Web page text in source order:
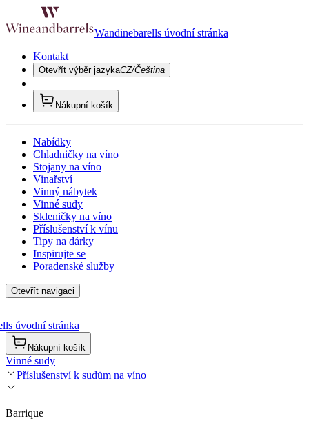
Wandinebarells úvodní stránka
Kontakt
Otevřít výběr jazykaCZ/Čeština
Nákupní košík
Nabídky
Chladničky na víno
Stojany na víno
Vinařství
Vinný nábytek
Vinné sudy
Skleničky na víno
Příslušenství k vínu
Tipy na dárky
Inspirujte se
Poradenské služby
Otevřít navigaci
úvodní stránka
Nákupní košík
Vinné sudy
Příslušenství k sudům na víno
Barrique